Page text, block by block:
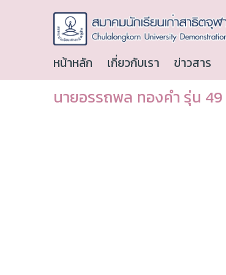
หน้าหลัก เกี่ยวกับเรา ข่าวสาร
นายอรรถพล ทองคำ รุ่น 49